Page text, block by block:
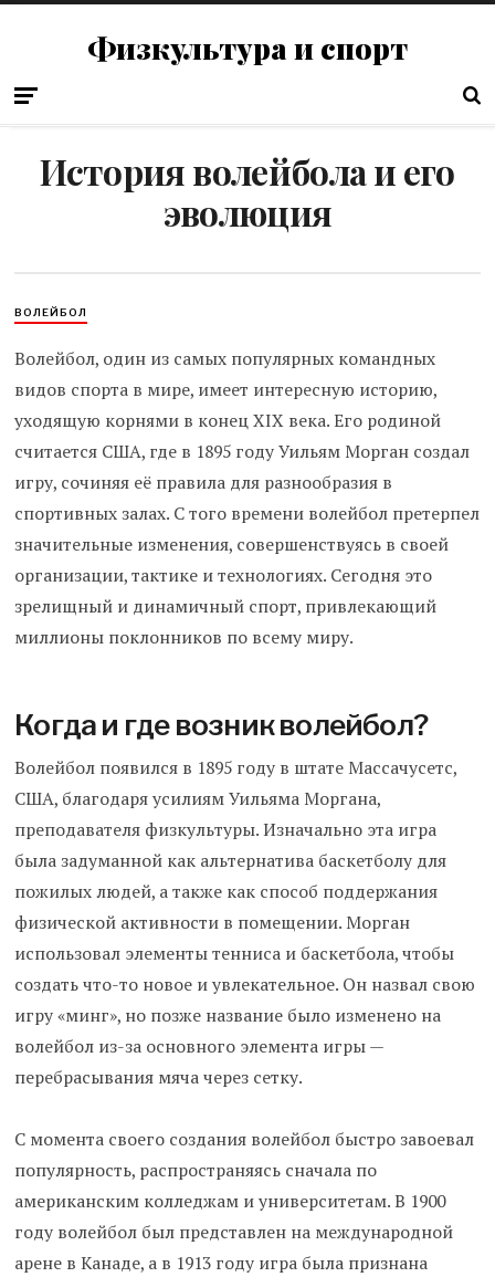
Физкультура и спорт
История волейбола и его
эволюция
ВОЛЕЙБОЛ
Волейбол, один из самых популярных командных
видов спорта в мире, имеет интересную историю,
уходящую корнями в конец XIX века. Его родиной
считается США, где в 1895 году Уильям Морган создал
игру, сочиняя её правила для разнообразия в
спортивных залах. С того времени волейбол претерпел
значительные изменения, совершенствуясь в своей
организации, тактике и технологиях. Сегодня это
зрелищный и динамичный спорт, привлекающий
миллионы поклонников по всему миру.
Когда и где возник волейбол?
Волейбол появился в 1895 году в штате Массачусетс,
США, благодаря усилиям Уильяма Моргана,
преподавателя физкультуры. Изначально эта игра
была задуманной как альтернатива баскетболу для
пожилых людей, а также как способ поддержания
физической активности в помещении. Морган
использовал элементы тенниса и баскетбола, чтобы
создать что-то новое и увлекательное. Он назвал свою
игру «минг», но позже название было изменено на
волейбол из-за основного элемента игры —
перебрасывания мяча через сетку.
С момента своего создания волейбол быстро завоевал
популярность, распространяясь сначала по
американским колледжам и университетам. В 1900
году волейбол был представлен на международной
арене в Канаде, а в 1913 году игра была признана